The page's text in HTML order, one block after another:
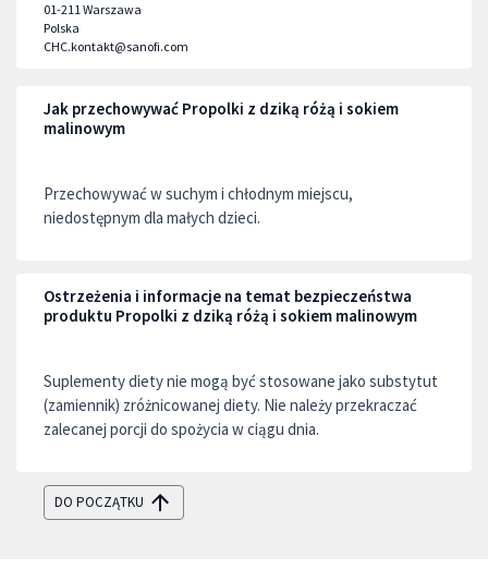
01-211Warszawa
Polska
CHC.kontakt@sanofi.com
Jak przechowywać Propolki z dziką różą i sokiem
malinowym
Przechowywać w suchym i chłodnym miejscu,
niedostępnym dla małych dzieci.
Ostrzeżenia i informacje na temat bezpieczeństwa
produktu Propolki z dziką różą i sokiem malinowym
Suplementy diety nie mogą być stosowane jako substytut
(zamiennik) zróżnicowanej diety. Nie należy przekraczać
zalecanej porcji do spożycia w ciągu dnia.
DO POCZĄTKU